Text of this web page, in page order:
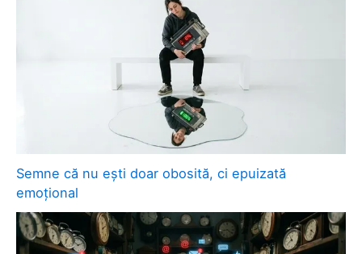
Semne că nu ești doar obosită, ci epuizată
emoțional